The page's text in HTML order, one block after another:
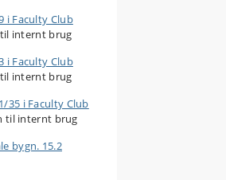
i Faculty Club
internt brug
i Faculty Club
internt brug
35 i Faculty Club
til internt brug
bygn. 15.2